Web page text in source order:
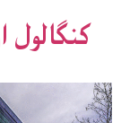
کنګالول